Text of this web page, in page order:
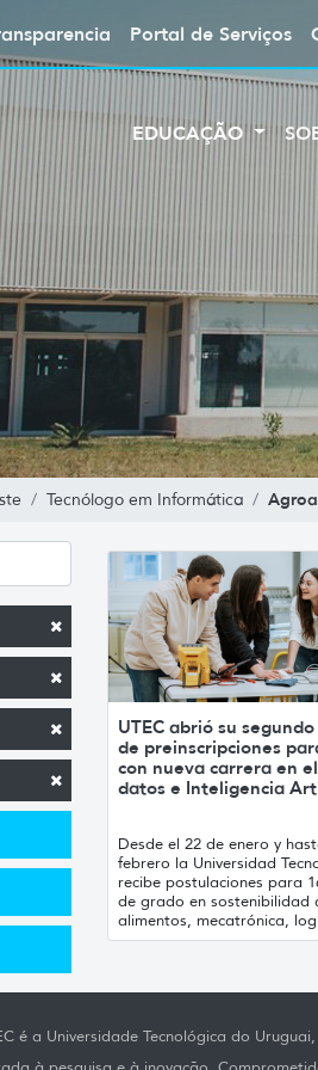
Portal de Serviços
EDUCAÇÃO
Tecnólogo em Informática
UTEC abrió su
de preinscripciones
con nueva carrera en
datos e Inteligencia
Desde el 22 de enero y
febrero la Universidad
recibe postulaciones para
de grado en sostenibilidad
alimentos, mecatrónica,
é a Universidade Tecnológica do